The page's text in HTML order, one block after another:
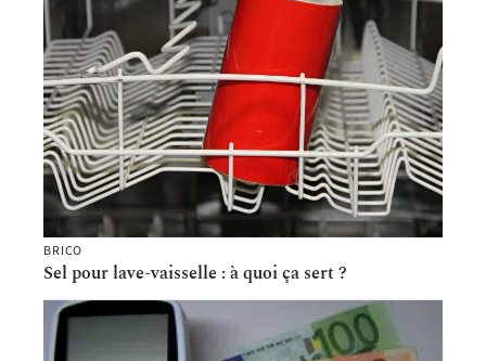
BRICO
Sel pour lave-vaisselle : à quoi ça sert ?